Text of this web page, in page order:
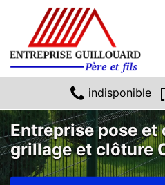
indisponible
Entreprise pose et
grillage et clôture